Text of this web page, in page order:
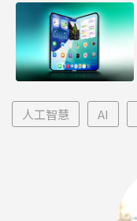
人工智慧 AI